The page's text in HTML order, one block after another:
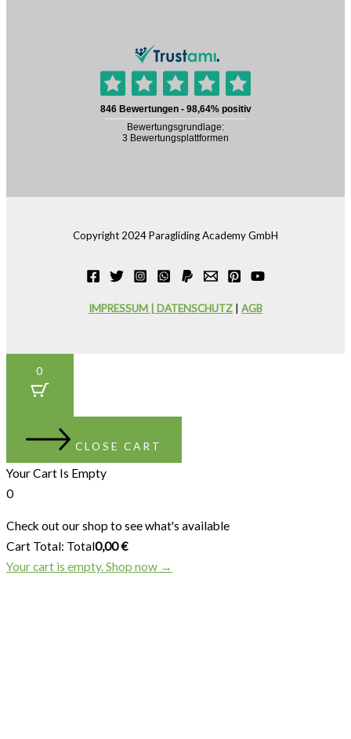
Copyright 2024 Paragliding Academy GmbH
IMPRESSUM | DATENSCHUTZ | AGB
0
CLOSE CART
Your Cart Is Empty
0
Check out our shop to see what's available
Cart Total: Total0,00€
Your cart is empty. Shop now →